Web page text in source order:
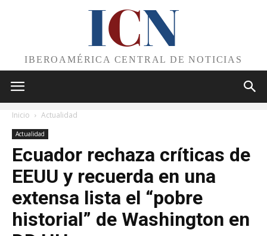
ICN
IBEROAMÉRICA CENTRAL DE NOTICIAS
Inicio Actualidad
Actualidad
Ecuador rechaza críticas de
EEUU y recuerda en una
extensa lista el “pobre
historial” de Washington en